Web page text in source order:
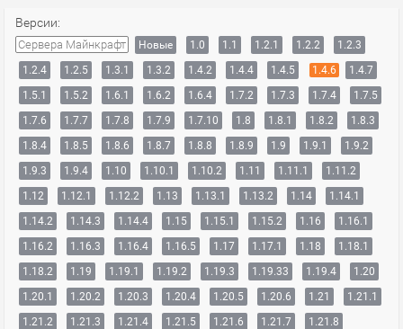
Версии:
Сервера Майнкрафт Новые 1.0 1.1 1.2.1 1.2.2
1.2.3
1.2.4
1.2.5 1.3.1 1.3.2 1.4.2 1.4.4 1.4.5 1.4.6
1.4.7
1.5.1
1.5.2 1.6.1 1.6.2 1.6.4 1.7.2 1.7.3 1.7.4
1.7.5
1.7.6
1.7.7 1.7.8 1.7.9 1.7.10 1.8 1.8.1 1.8.2
1.8.3
1.8.4
1.8.5 1.8.6 1.8.7 1.8.8 1.8.9 1.9 1.9.1
1.9.2
1.9.3
1.9.4 1.10 1.10.1 1.10.2 1.11 1.11.1
1.11.2
1.12
1.12.1 1.12.2 1.13 1.13.1 1.13.2 1.14
1.14.1
1.14.2
1.14.3 1.14.4 1.15 1.15.1 1.15.2 1.16
1.16.1
1.16.2
1.16.3 1.16.4 1.16.5 1.17 1.17.1 1.18
1.18.1
1.18.2
1.19 1.19.1 1.19.2 1.19.3 1.19.33 1.19.4
1.20
1.20.1
1.20.2 1.20.3 1.20.4 1.20.5 1.20.6 1.21
1.21.1
1.21.2
1.21.3 1.21.4 1.21.5 1.21.6 1.21.7
1.21.8